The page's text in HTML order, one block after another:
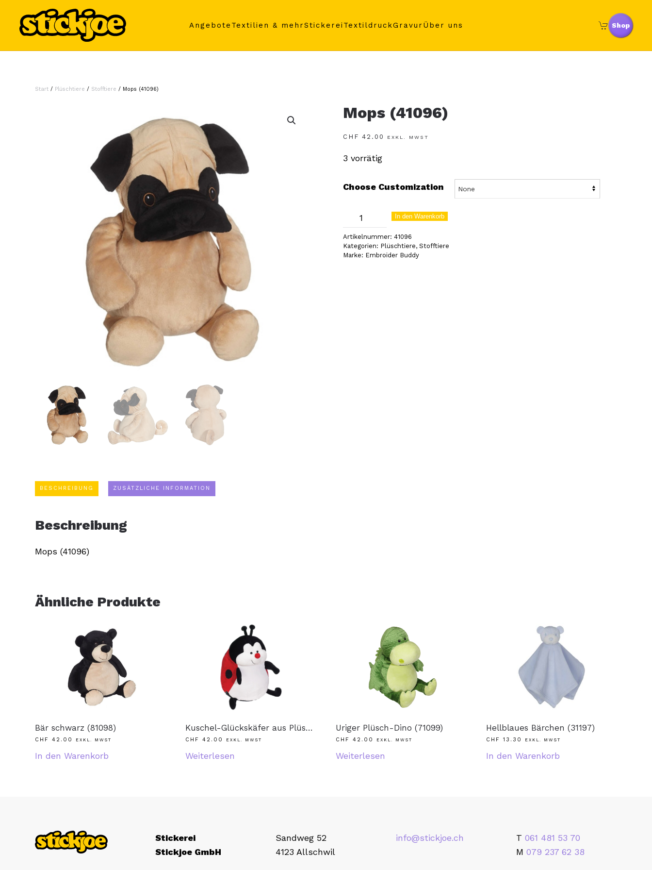
Skip to main content Angebote Textilien & mehrStickerei TextildruckGravurÜber uns Shop
Start / Plüschtiere / Stofftiere / Mops (41096)
Mops (41096)
CHF 42.00 EXKL. MWST
3 vorrätig
Choose Customization
Mops
(41096)
Menge
In den Warenkorb
Artikelnummer: 41096
Kategorien: Plüschtiere, Stofftiere
Marke: Embroider Buddy
BESCHREIBUNG ZUSÄTZLICHE INFORMATION
Beschreibung
Mops (41096)
Ähnliche Produkte
Bär schwarz (81098)
CHF 42.00 EXKL. MWST
In den Warenkorb
Kuschel-Glückskäfer aus Plüsch in rot (71096)
CHF 42.00 EXKL. MWST
Weiterlesen
Uriger Plüsch-Dino (71099)
CHF 42.00 EXKL. MWST
Weiterlesen
Hellblaues Bärchen (31197)
CHF 13.30 EXKL. MWST
In den Warenkorb
Stickerei
Stickjoe GmbH
Sandweg 52
4123 Allschwil
info@stickjoe.ch T 061 481 53 70
M 079 237 62 38